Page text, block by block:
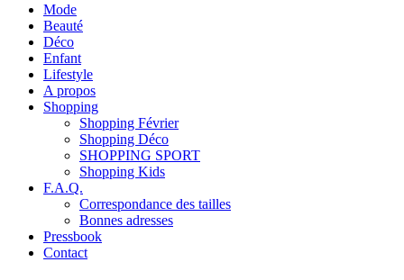
Mode
Beauté
Déco
Enfant
Lifestyle
A propos
Shopping
Shopping Février
Shopping Déco
SHOPPING SPORT
Shopping Kids
F.A.Q.
Correspondance des tailles
Bonnes adresses
Pressbook
Contact